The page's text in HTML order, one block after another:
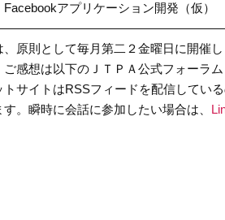
アプリケーション開発（仮）
原則として毎月第二２金曜日に開催し
感想は以下のＪＴＰＡ公式フォーラ
トサイトはRSSフィードを配信してい
。瞬時に会話に参加したい場合は、